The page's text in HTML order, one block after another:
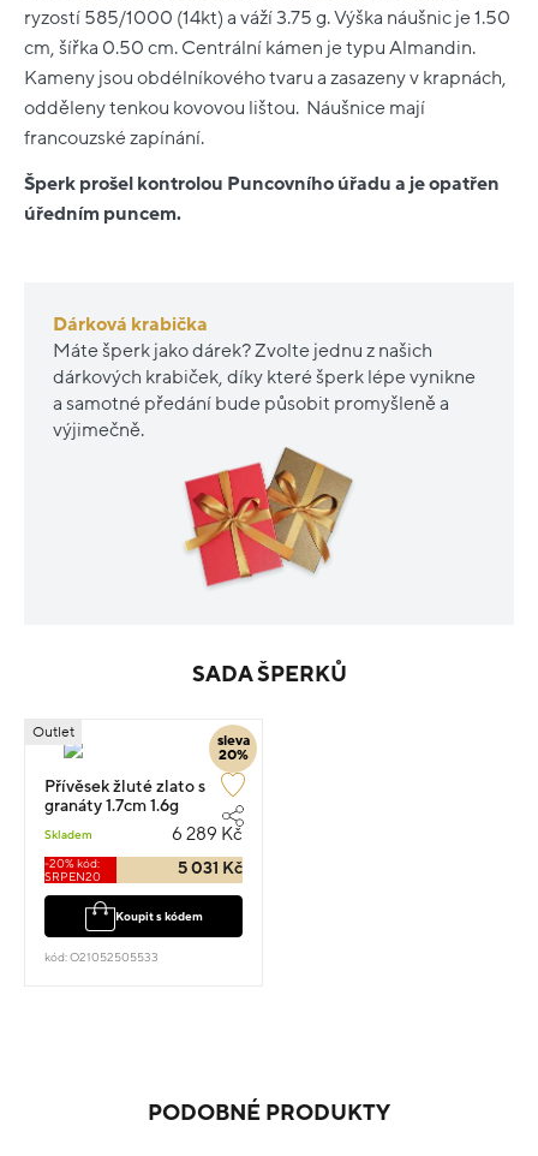
ryzostí 585/1000 (14kt) a váží 3.75 g. Výška náušnic je 1.50
cm, šířka 0.50 cm. Centrální kámen je typu Almandin.
Kameny jsou obdélníkového tvaru a zasazeny v krapnách,
odděleny tenkou kovovou lištou. Náušnice mají
francouzské zapínání.
Šperk prošel kontrolou Puncovního úřadu a je opatřen
úředním puncem.
Dárková krabička
Máte šperk jako dárek? Zvolte jednu z našich
dárkových krabiček, díky které šperk lépe vynikne
a samotné předání bude působit promyšleně a
výjimečně.
SADA ŠPERKŮ
sleva
20%
Outlet
Přívěsek žluté zlato s
granáty 1.7cm 1.6g
Skladem 6 289 Kč
-20% kód:
SRPEN20
5 031 Kč
Koupit s kódem
kód: O21052505533
PODOBNÉ PRODUKTY